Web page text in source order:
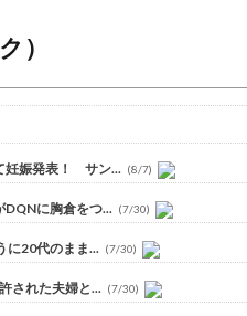
）
妊娠発表！ サン... (8/7)
DQNに胸倉をつ... (7/30)
に20代のまま... (7/30)
された夫婦と... (7/30)